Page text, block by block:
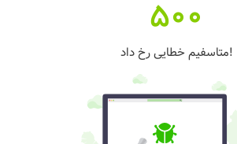
500
متاسفیم خطایی رخ داد!